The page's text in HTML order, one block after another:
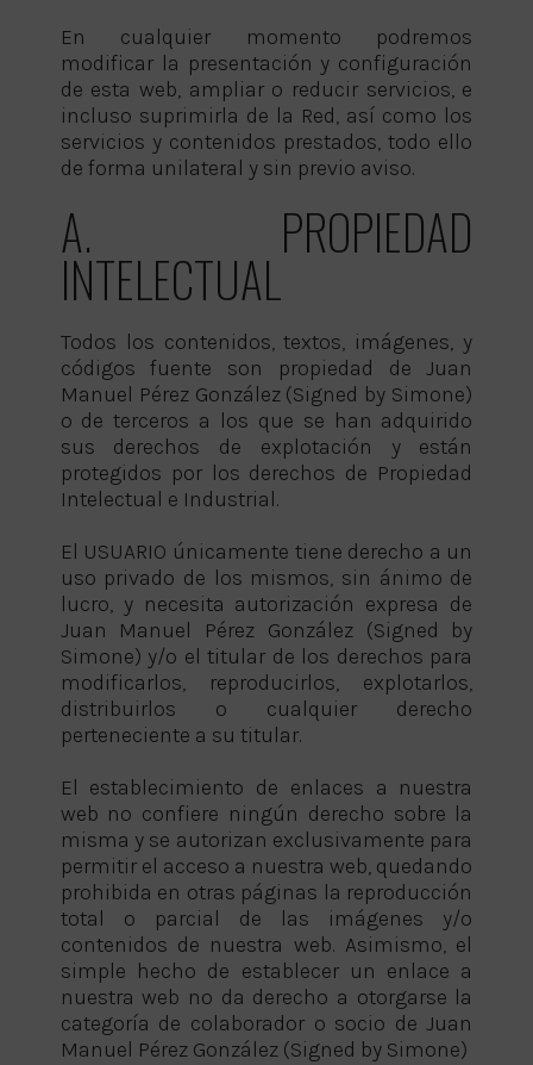
En cualquier momento podremos
modificar la presentación y configuración
de esta web, ampliar o reducir servicios, e
incluso suprimirla de la Red, así como los
servicios y contenidos prestados, todo ello
de forma unilateral y sin previo aviso.
A. PROPIEDAD
INTELECTUAL
Todos los contenidos, textos, imágenes, y
códigos fuente son propiedad de Juan
Manuel Pérez González (Signed by Simone)
o de terceros a los que se han adquirido
sus derechos de explotación y están
protegidos por los derechos de Propiedad
Intelectual e Industrial.
El USUARIO únicamente tiene derecho a un
uso privado de los mismos, sin ánimo de
lucro, y necesita autorización expresa de
Juan Manuel Pérez González (Signed by
Simone) y/o el titular de los derechos para
modificarlos, reproducirlos, explotarlos,
distribuirlos o cualquier derecho
perteneciente a su titular.
El establecimiento de enlaces a nuestra
web no confiere ningún derecho sobre la
misma y se autorizan exclusivamente para
permitir el acceso a nuestra web, quedando
prohibida en otras páginas la reproducción
total o parcial de las imágenes y/o
contenidos de nuestra web. Asimismo, el
simple hecho de establecer un enlace a
nuestra web no da derecho a otorgarse la
categoría de colaborador o socio de Juan
Manuel Pérez González (Signed by Simone)